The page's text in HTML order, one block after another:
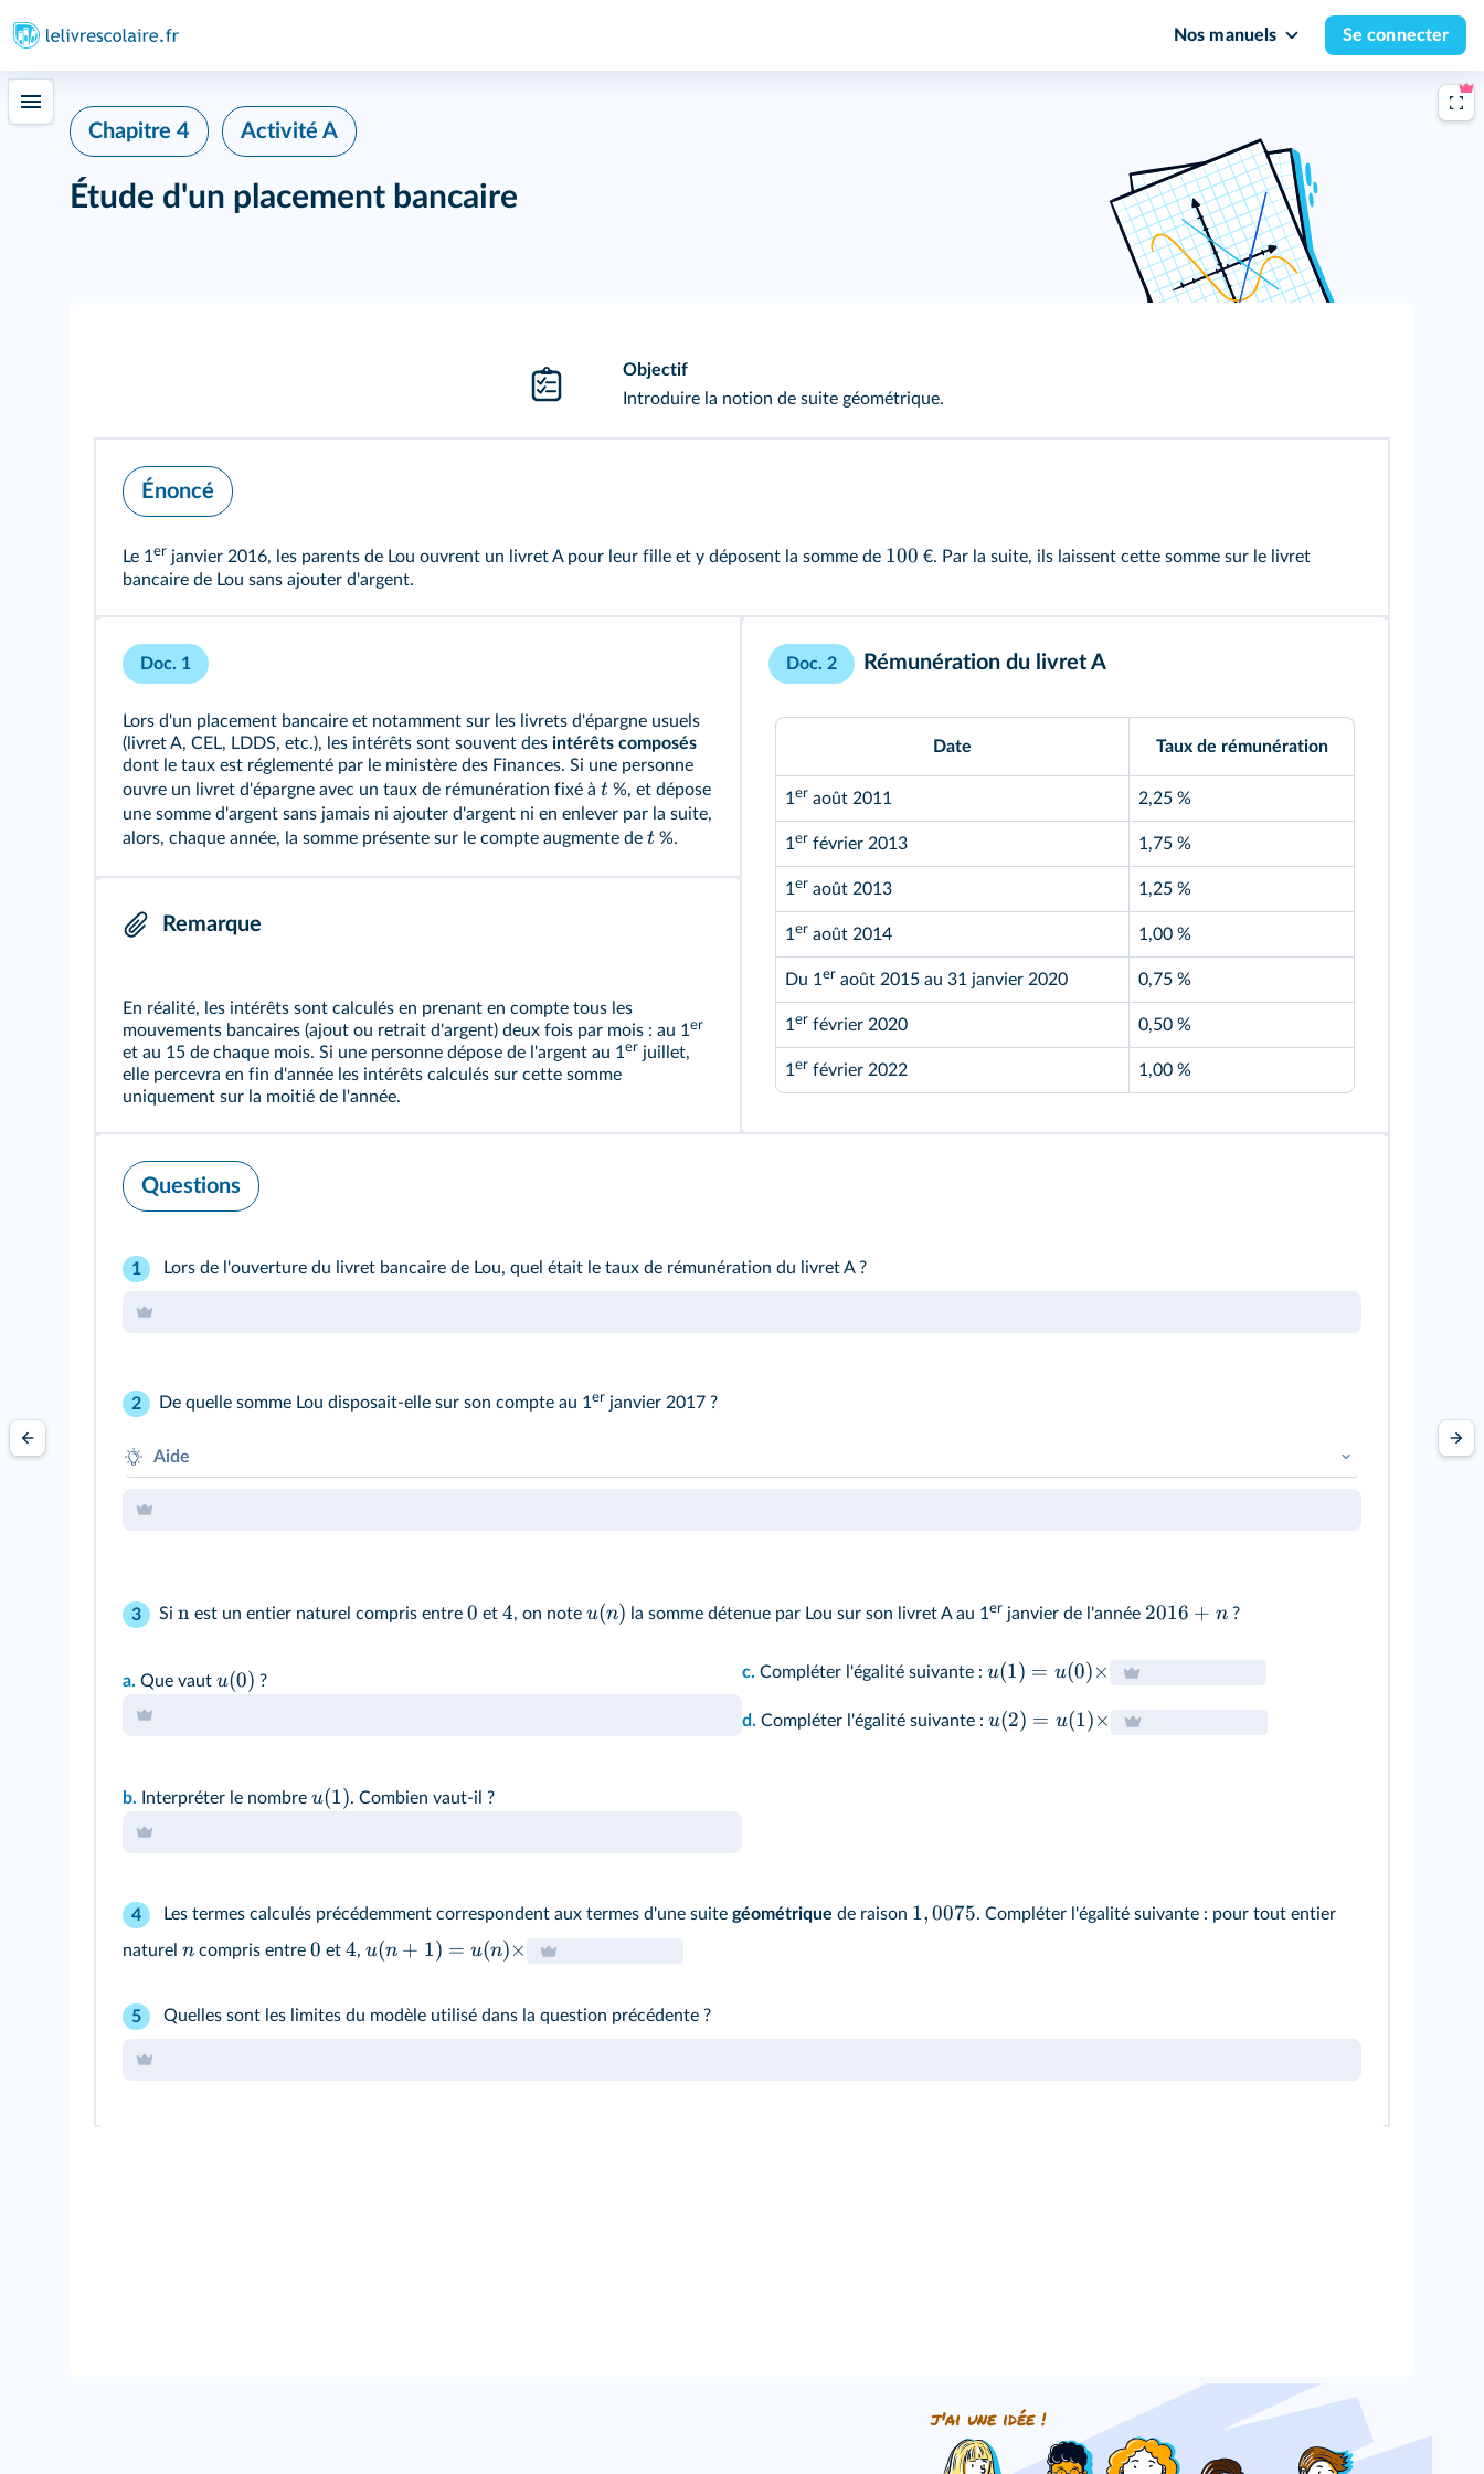
Nos manuels Se connecter
Chapitre 4 Activité A
Étude d'un placement bancaire
Objectif
Introduire la notion de suite géométrique.
Énoncé
Le 1er janvier 2016, les parents de Lou ouvrent un livret A pour leur fille et y déposent la somme de 100 €. Par la suite, ils laissent cette somme sur le livret
bancaire de Lou sans ajouter d'argent.
Doc. 1
Lors d'un placement bancaire et notamment sur les livrets d'épargne usuels
(livret A, CEL, LDDS, etc.), les intérêts sont souvent des intérêts composés
dont le taux est réglementé par le ministère des Finances. Si une personne
ouvre un livret d'épargne avec un taux de rémunération fixé à t %, et dépose
une somme d'argent sans jamais ni ajouter d'argent ni en enlever par la suite,
alors, chaque année, la somme présente sur le compte augmente de t %.
Remarque
En réalité, les intérêts sont calculés en prenant en compte tous les
mouvements bancaires (ajout ou retrait d'argent) deux fois par mois : au 1er
et au 15 de chaque mois. Si une personne dépose de l'argent au 1er juillet,
elle percevra en fin d'année les intérêts calculés sur cette somme
uniquement sur la moitié de l'année.
Doc. 2 Rémunération du livret A
Date Taux de rémunération
1er août 2011 2,25 %
1er février 2013 1,75 %
1er août 2013 1,25 %
1er août 2014 1,00 %
Du 1er août 2015 au 31 janvier 2020 0,75 %
1er février 2020 0,50 %
1er février 2022 1,00 %
Questions
1 Lors de l'ouverture du livret bancaire de Lou, quel était le taux de rémunération du livret A ?
2 De quelle somme Lou disposait-elle sur son compte au 1er janvier 2017 ?
Aide
Augmenter une quantité de
3 Si n est un entier naturel compris entre 0 et 4, on note u(n) la somme détenue par Lou sur son livret A au 1er janvier de l'année 2016 + n?
a. Que vaut u(0) ?
b. Interpréter le nombre u(1). Combien vaut-il ?
c. Compléter l'égalité suivante : u(1) = u(0)×
d. Compléter l'égalité suivante : u(2) = u(1)×
4 Les termes calculés précédemment correspondent aux termes d'une suite géométrique de raison 1,0075. Compléter l'égalité suivante : pour tout entier
naturel n compris entre 0 et 4, u(n + 1) = u(n)×
5 Quelles sont les limites du modèle utilisé dans la question précédente ?
j'ai une idée !